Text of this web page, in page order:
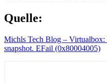
Quelle:
Michls Tech Blog – Virtualbox:
snapshot. EFail (0x80004005)